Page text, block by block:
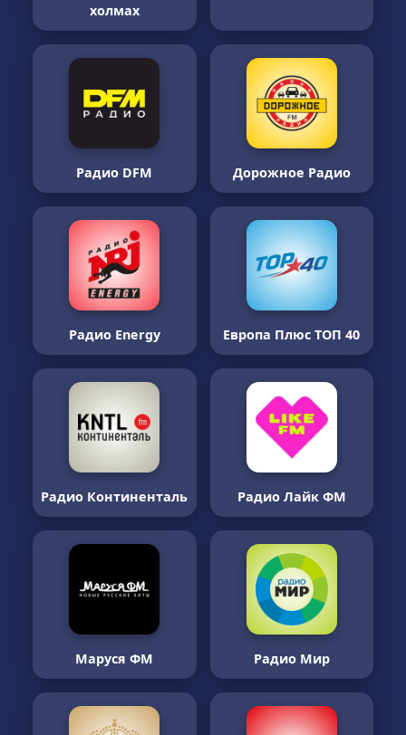
холмах
Радио DFM Дорожное Радио
Радио Energy Европа Плюс ТОП 40
Радио Континенталь Радио Лайк ФМ
Маруся ФМ Радио Мир